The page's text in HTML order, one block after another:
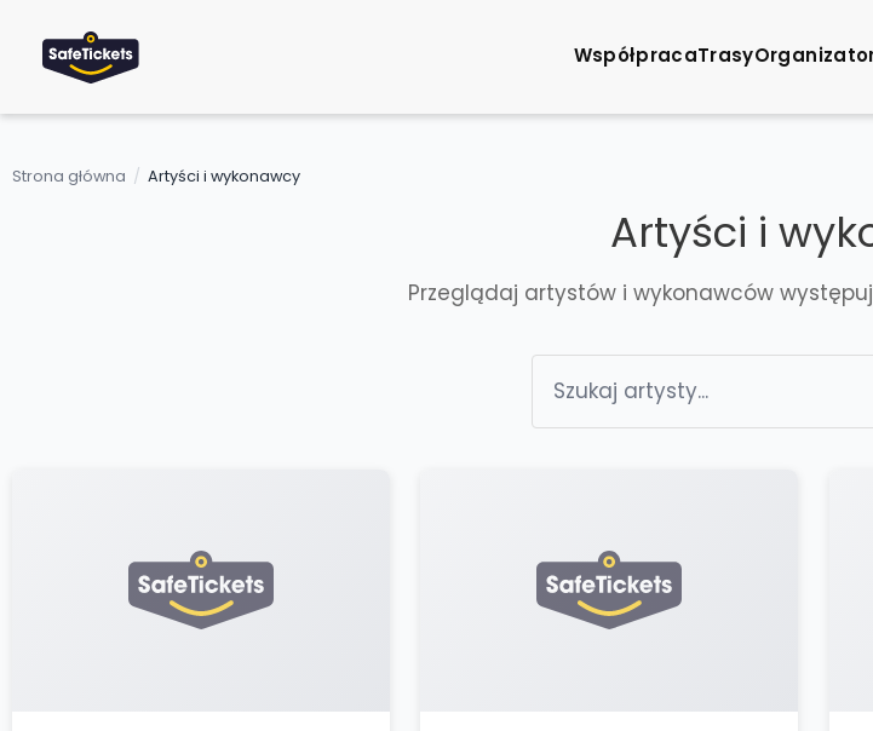
WspółpracaTrasy
Strona główna / Artyści i wykonawcy
Artyści i
Przeglądaj artystów i wykonawców